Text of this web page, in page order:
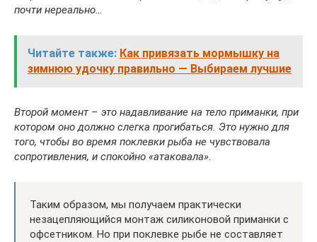
почти нереально…
Читайте также: Как привязать мормышку на
зимнюю удочку правильно — Выбираем лучшие
Второй момент – это надавливание на тело приманки, при
котором оно должно слегка прогибаться. Это нужно для
того, чтобы во время поклевки рыба не чувствовала
сопротивления, и спокойно «атаковала».
Таким образом, мы получаем практически
незацепляющийся монтаж силиконовой приманки с
офсетником. Но при поклевке рыбе не составляет